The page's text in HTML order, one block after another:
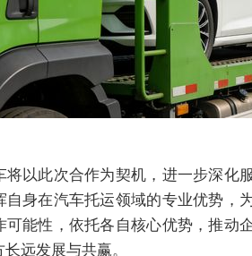
将以此次合作为契机，进一步深化
自身在汽车托运领域的专业优势，
可能性，依托各自核心优势，推动
远发展与共赢。